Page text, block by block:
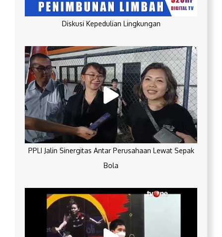
Diskusi Kepedulian Lingkungan
PPLI Jalin Sinergitas Antar Perusahaan Lewat Sepak
Bola